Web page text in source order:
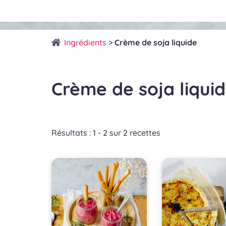
Ingrédients > Crème de soja liquide
Crème de soja
Résultats : 1 - 2 sur 2 recettes